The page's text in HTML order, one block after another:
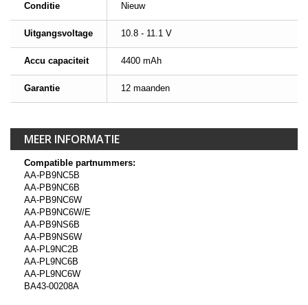
Conditie Nieuw
Uitgangsvoltage 10.8 - 11.1 V
Accu capaciteit 4400 mAh
Garantie 12 maanden
MEER INFORMATIE
Compatible partnummers:
AA-PB9NC5B
AA-PB9NC6B
AA-PB9NC6W
AA-PB9NC6W/E
AA-PB9NS6B
AA-PB9NS6W
AA-PL9NC2B
AA-PL9NC6B
AA-PL9NC6W
BA43-00208A